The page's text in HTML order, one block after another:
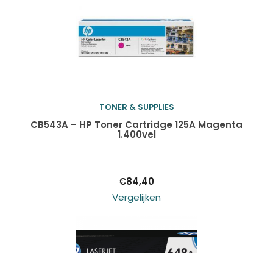
Toevoegen aan
TONER & SUPPLIES
CB543A – HP Toner Cartridge 125A Magenta
1.400vel
€84,40
Vergelijken